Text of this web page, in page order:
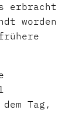
erbracht
worden
Tag,